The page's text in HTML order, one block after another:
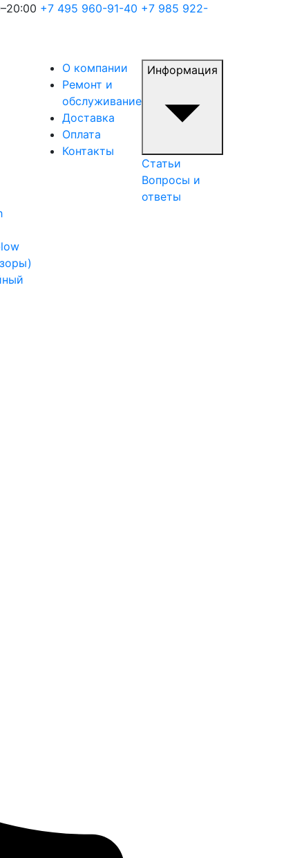
+7 495 960-91-40 +7 985 922-
О компании
Ремонт и
обслуживание
Доставка
Оплата
Контакты
Информация
Статьи
Вопросы и
ответы